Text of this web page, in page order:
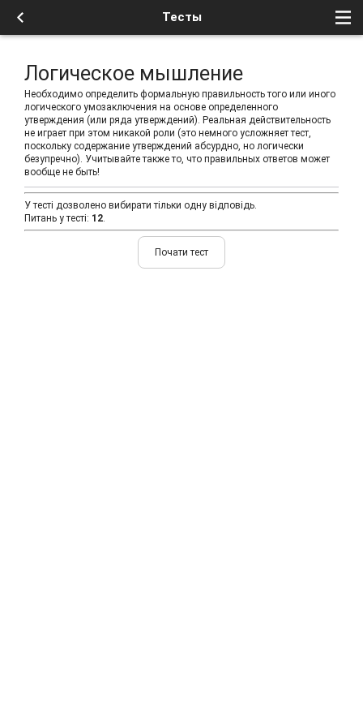
Тесты
Логическое мышление
Необходимо определить формальную правильность того или иного
логического умозаключения на основе определенного
утверждения (или ряда утверждений). Реальная действительность
не играет при этом никакой роли (это немного усложняет тест,
поскольку содержание утверждений абсурдно, но логически
безупречно). Учитывайте также то, что правильных ответов может
вообще не быть!
У тесті дозволено вибирати тільки одну відповідь.
Питань у тесті: 12.